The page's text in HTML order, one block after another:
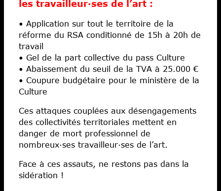
Libertés
Économies
Ateliers
Écoles d’art
les travailleur·ses de l’art :
• Application sur tout le territoire de la
réforme du RSA conditionné de 15h à 20h de
travail
• Gel de la part collective du pass Culture
• Abaissement du seuil de la TVA à 25.000 €
• Coupure budgétaire pour le ministère de la
Culture
Ces attaques couplées aux désengagements
des collectivités territoriales mettent en
danger de mort professionnel de
nombreux·ses travailleur·ses de l’art.
Face à ces assauts, ne restons pas dans la
sidération !